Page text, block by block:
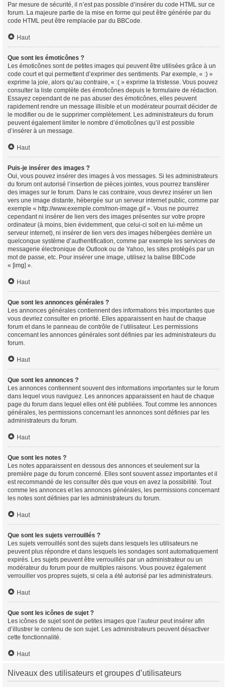
Par mesure de sécurité, il n’est pas possible d’insérer du code HTML sur ce
forum. La majeure partie de la mise en forme qui peut être générée par du
code HTML peut être remplacée par du BBCode.
Haut
Que sont les émoticônes ?
Les émoticônes sont de petites images qui peuvent être utilisées grâce à un
code court et qui permettent d’exprimer des sentiments. Par exemple, « :) »
exprime la joie, alors qu’au contraire, « :( » exprime la tristesse. Vous pouvez
consulter la liste complète des émoticônes depuis le formulaire de rédaction.
Essayez cependant de ne pas abuser des émoticônes, elles peuvent
rapidement rendre un message illisible et un modérateur pourrait décider de
le modifier ou de le supprimer complètement. Les administrateurs du forum
peuvent également limiter le nombre d’émoticônes qu’il est possible
d’insérer à un message.
Haut
Puis-je insérer des images ?
Oui, vous pouvez insérer des images à vos messages. Si les administrateurs
du forum ont autorisé l’insertion de pièces jointes, vous pourrez transférer
des images sur le forum. Dans le cas contraire, vous devrez insérer un lien
vers une image distante, hébergée sur un serveur internet public, comme par
exemple « http://www.exemple.com/mon-image.gif ». Vous ne pourrez
cependant ni insérer de lien vers des images présentes sur votre propre
ordinateur (à moins, bien évidemment, que celui-ci soit en lui-même un
serveur internet), ni insérer de lien vers des images hébergées derrière un
quelconque système d’authentification, comme par exemple les services de
messagerie électronique de Outlook ou de Yahoo, les sites protégés par un
mot de passe, etc. Pour insérer une image, utilisez la balise BBCode
« [img] ».
Haut
Que sont les annonces générales ?
Les annonces générales contiennent des informations très importantes que
vous devriez consulter en priorité. Elles apparaissent en haut de chaque
forum et dans le panneau de contrôle de l’utilisateur. Les permissions
concernant les annonces générales sont définies par les administrateurs du
forum.
Haut
Que sont les annonces ?
Les annonces contiennent souvent des informations importantes sur le forum
dans lequel vous naviguez. Les annonces apparaissent en haut de chaque
page du forum dans lequel elles ont été publiées. Tout comme les annonces
générales, les permissions concernant les annonces sont définies par les
administrateurs du forum.
Haut
Que sont les notes ?
Les notes apparaissent en dessous des annonces et seulement sur la
première page du forum concerné. Elles sont souvent assez importantes et il
est recommandé de les consulter dès que vous en avez la possibilité. Tout
comme les annonces et les annonces générales, les permissions concernant
les notes sont définies par les administrateurs du forum.
Haut
Que sont les sujets verrouillés ?
Les sujets verrouillés sont des sujets dans lesquels les utilisateurs ne
peuvent plus répondre et dans lesquels les sondages sont automatiquement
expirés. Les sujets peuvent être verrouillés par un administrateur ou un
modérateur du forum pour de multiples raisons. Vous pouvez également
verrouiller vos propres sujets, si cela a été autorisé par les administrateurs.
Haut
Que sont les icônes de sujet ?
Les icônes de sujet sont de petites images que l’auteur peut insérer afin
d’illustrer le contenu de son sujet. Les administrateurs peuvent désactiver
cette fonctionnalité.
Haut
Niveaux des utilisateurs et groupes d’utilisateurs